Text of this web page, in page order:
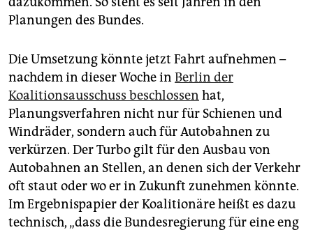
Planungen des Bundes.
Die Umsetzung könnte jetzt Fahrt aufnehmen –
nachdem in dieser Woche in Berlin der
Koalitionsausschuss beschlossen hat,
Planungsverfahren nicht nur für Schienen und
Windräder, sondern auch für Autobahnen zu
verkürzen. Der Turbo gilt für den Ausbau von
Autobahnen an Stellen, an denen sich der Verkehr
oft staut oder wo er in Zukunft zunehmen könnte.
Im Ergebnispapier der Koalitionäre heißt es dazu
technisch, „dass die Bundesregierung für eine eng